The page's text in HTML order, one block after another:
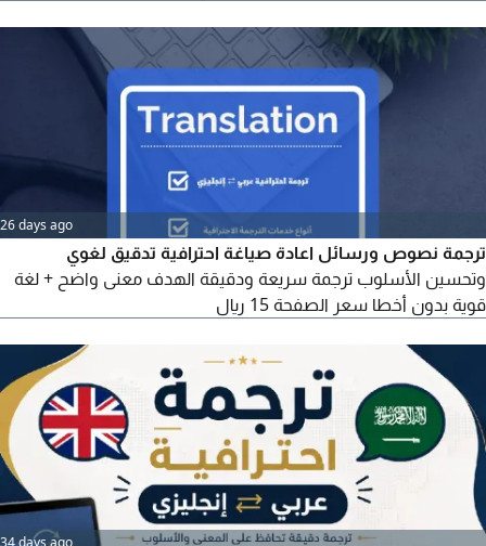
26 days ago
ترجمة نصوص ورسائل اعادة صياغة احترافية تدقيق لغوي
وتحسين الأسلوب ترجمة سريعة ودقيقة الهدف معنى واضح + لغة
قوية بدون أخطا سعر الصفحة 15 ريال
34 days ago